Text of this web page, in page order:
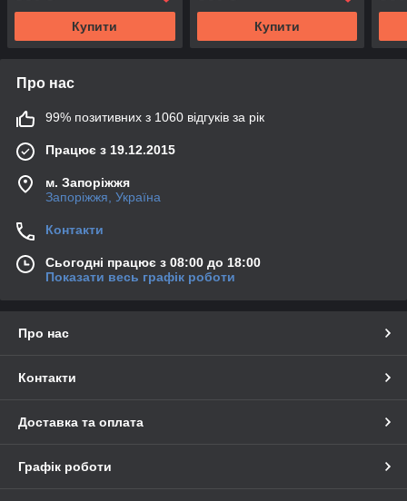
Купити Купити
Про нас
99% позитивних з 1060 відгуків за рік
Працює з 19.12.2015
м. Запоріжжя
Запоріжжя, Україна
Контакти
Сьогодні працює з 08:00 до 18:00
Показати весь графік роботи
Про нас
Контакти
Доставка та оплата
Графік роботи